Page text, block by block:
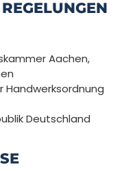
Aachen,
Deutschland